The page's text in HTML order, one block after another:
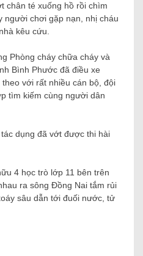
chân té xuống hồ rồi chìm
người chơi gặp nạn, nhị cháu
kêu cứu.
Phòng cháy chữa cháy và
Bình Phước đã điều xe
với rất nhiều cán bộ, đội
tìm kiếm cùng người dân
dụng đã vớt được thi hài
4 học trò lớp 11 bên trên
ra sông Đồng Nai tắm rủi
sâu dẫn tới đuối nước, tử